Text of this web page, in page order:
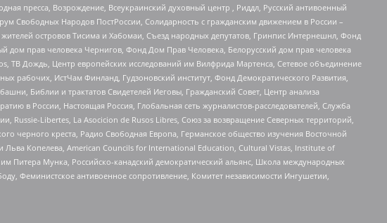
пресса, Возрождение, Всеукраинский духовный центр , Риддл, Русский антивоенный
Свободных Народов ПостРоссии, Солидарность с гражданским движением в России –
островов Тисима и Хабомаи, Съезд народных депутатов, Гринпис Интернешнл, Фонд
дом прав человека Чернигов, Фонд Дом Прав Человека, Белорусский дом прав человека
ТВ Дождь, Центр европейских исследований им Вилфрида Мартенса, Сетевое объединение
рабочих, ИстЧам Финланд, Гудзоновский институт, Фонд Демократического Развития,
Библии и трактатов Свидетелей Иеговы, Гражданский Совет, Центр анализа
в России, Настоящая Россия, Глобальная сеть журналистов-расследователей, Служба
Libertes, La Asocicion de Rusos Libres, Союз за возвращение Северных территорий,
черного креста, Радио Свободная Европа, Германское общество изучения Восточной
Копелева, American Councils for International Education, Cultural Vistas, Institute of
Питера Мунка, Российско-канадский демократический альянс, Школа международных
Феминистское антивоенное сопротивление, Комитет независимости Ингушетии,